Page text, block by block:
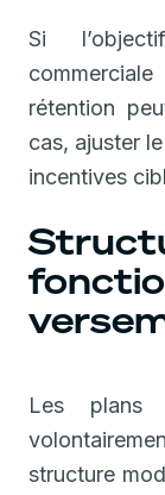
Si
rétention
cas, ajuster le
incentives
Les plans
structure